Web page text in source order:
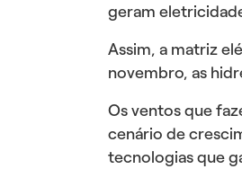
geram
Assim, a matriz
novembro, as
Os ventos que
cenário de
tecnologias que